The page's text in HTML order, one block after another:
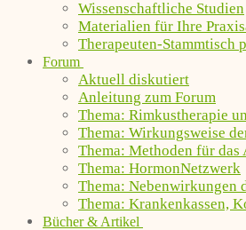
Wissenschaftliche Studien
Materialien für Ihre
Therapeuten-Stammtisch
Forum
Aktuell diskutiert
Anleitung zum Forum
Thema: Rimkustherapie
Thema: Wirkungsweise
Thema: Methoden für
Thema: HormonNetzwerk
Thema: Nebenwirkungen
Thema: Krankenkassen,
Bücher & Artikel